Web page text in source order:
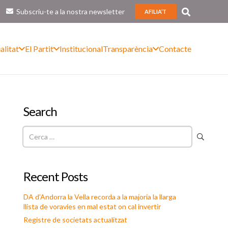
Subscriu-te a la nostra newsletter AFILIA’T
El Partit InstitucionalTransparència Contacte
Search
Recent Posts
DA d’Andorra la Vella recorda a la majoria la llarga
llista de voravies en mal estat on cal invertir
Registre de societats actualitzat